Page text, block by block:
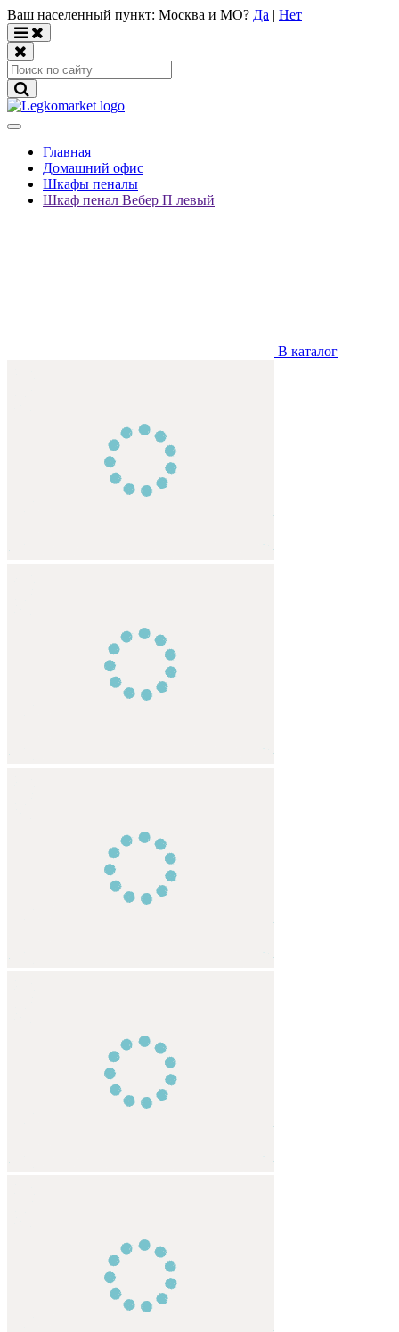
Ваш населенный пункт: Москва и МО? Да | Нет
Главная
Домашний офис
Шкафы пеналы
Шкаф пенал Вебер П левый
В каталог